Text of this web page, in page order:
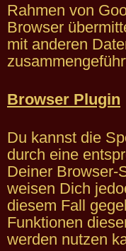
Rahmen von
Browser
mit anderen
Browser Plugin
Du kannst die
durch eine
Deiner Browser-
weisen Dich
diesem Fall
Funktionen
werden nutzen